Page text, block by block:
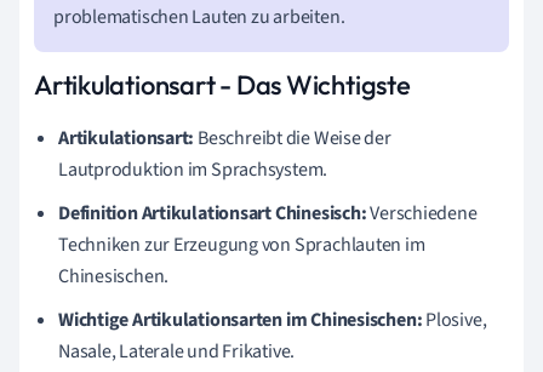
problematischen Lauten zu arbeiten.
Artikulationsart - Das Wichtigste
Artikulationsart: Beschreibt die Weise der
Lautproduktion im Sprachsystem.
Definition Artikulationsart Chinesisch:Verschiedene
Techniken zur Erzeugung von Sprachlauten im
Chinesischen.
Wichtige Artikulationsarten im Chinesischen:Plosive,
Nasale, Laterale und Frikative.